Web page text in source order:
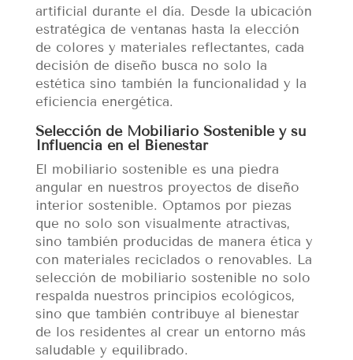
artificial durante el día. Desde la ubicación
estratégica de ventanas hasta la elección
de colores y materiales reflectantes, cada
decisión de diseño busca no solo la
estética sino también la funcionalidad y la
eficiencia energética.
Selección de Mobiliario Sostenible y su
Influencia en el Bienestar
El mobiliario sostenible es una piedra
angular en nuestros proyectos de diseño
interior sostenible. Optamos por piezas
que no solo son visualmente atractivas,
sino también producidas de manera ética y
con materiales reciclados o renovables. La
selección de mobiliario sostenible no solo
respalda nuestros principios ecológicos,
sino que también contribuye al bienestar
de los residentes al crear un entorno más
saludable y equilibrado.